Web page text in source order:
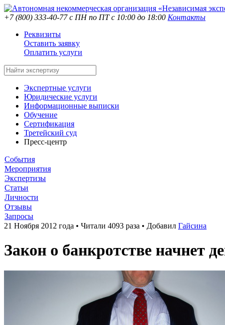
+7 (800) 333-40-77с ПН по ПТ с 10:00 до 18:00 Контакты
Реквизиты
Оставить заявку
Оплатить услуги
Экспертные услуги
Юридические услуги
Информационные выписки
Обучение
Сертификация
Третейский суд
Пресс-центр
События
Мероприятия
Экспертизы
Статьи
Личности
Отзывы
Запросы
21 Ноября 2012 года • Читали 4093 раза • Добавил Гайсина
Закон о банкротстве начнет